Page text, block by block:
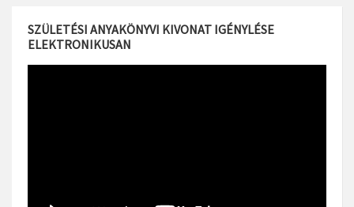
SZÜLETÉSI ANYAKÖNYVI KIVONAT IGÉNYLÉSE
ELEKTRONIKUSAN